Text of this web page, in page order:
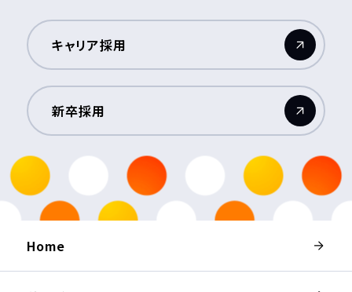
キャリア採用
（新しいウィンドウが開きます）
新卒採用
（新しいウィンドウが開きます）
Home